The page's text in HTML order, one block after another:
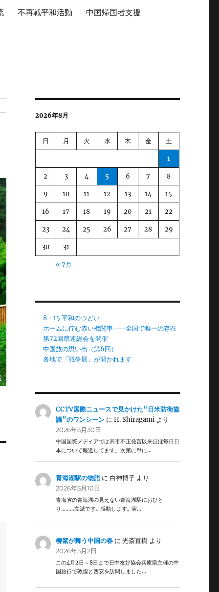
不再戦平和活動 中国帰国者支援
2026年8月
日 月 火 水 木 金 土
1
2 3 4 5 6 7 8
9 10 11 12 13 14 15
16 17 18 19 20 21 22
23 24 25 26 27 28 29
30 31
« 7月
8・15 平和のつどい
ホームに佇む赤い機関車――全国で唯一の存在
第72回県連総会を開催
中国旅の思い出（第6回）
各地で「戦争展」が開かれます
CCTV国際ニュースで見かけた“日米防衛協
議”のワンシーン にH. Shiragami より
2026年5月30日
中国国際メデイアでは高市不正発言以来ほぼ毎日日
本について報道してます。次第に単に…
青海湖駅の物語に 白神博子 より
2026年5月10日
青海省の青海湖の見えない青海湖駅におひと
り………立派です｡ 感動します｡ 実…
柳絮が舞う中国の春 に光斎直樹 より
2026年5月2日
この4月2日～8日まで日中友好協会兵庫県主催の中
国旅行で敦煌と西安を訪問しました…